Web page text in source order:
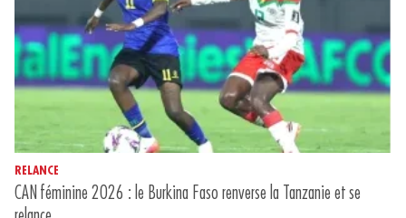
RELANCE
CAN féminine 2026 : le Burkina Faso renverse la Tanzanie et se